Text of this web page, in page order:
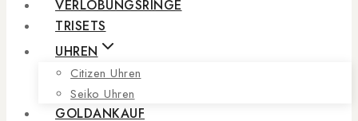
VERLOBUNGSRINGE
TRISETS
UHREN
Citizen Uhren
Seiko Uhren
GOLDANKAUF